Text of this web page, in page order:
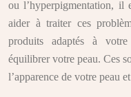
ou l’hyperpigmentation, il
aider à traiter ces
produits adaptés à
équilibrer votre peau. Ces
l’apparence de votre peau